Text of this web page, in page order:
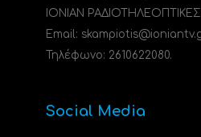
ΙΟΝΙΑΝ ΡΑΔΙΟΤΗΛΕΟΠΤΙΚΕΣ
Email:
Τηλέφωνο: 2610622080.
Social Media